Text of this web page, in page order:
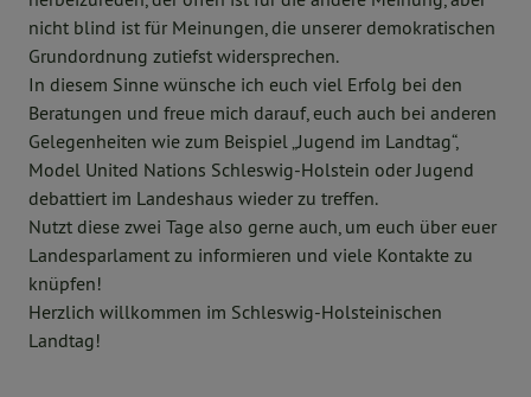
nicht blind ist für Meinungen, die unserer demokratischen
Grundordnung zutiefst widersprechen.
In diesem Sinne wünsche ich euch viel Erfolg bei den
Beratungen und freue mich darauf, euch auch bei anderen
Gelegenheiten wie zum Beispiel „Jugend im Landtag“,
Model United Nations Schleswig-Holstein oder Jugend
debattiert im Landeshaus wieder zu treffen.
Nutzt diese zwei Tage also gerne auch, um euch über euer
Landesparlament zu informieren und viele Kontakte zu
knüpfen!
Herzlich willkommen im Schleswig-Holsteinischen
Landtag!